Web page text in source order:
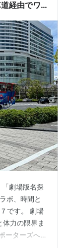
経由でワ
劇場版名探
ボ、時間と
です。 劇場
力の限界ま
ーターズへ】